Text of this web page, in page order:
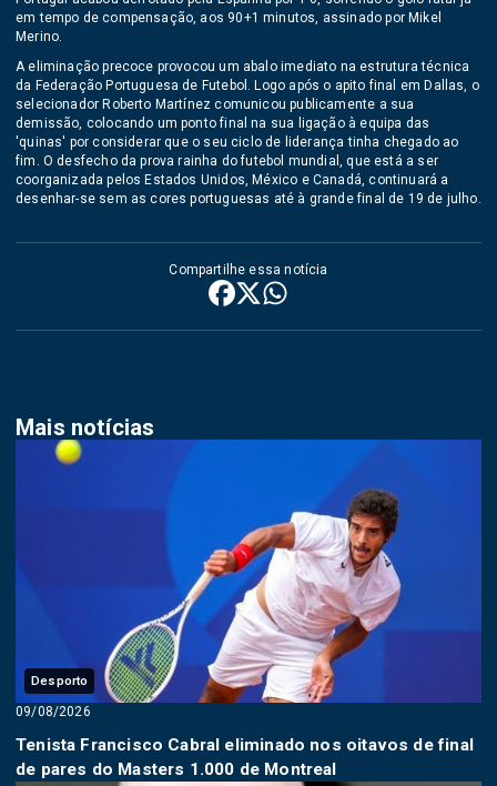
em tempo de compensação, aos 90+1 minutos, assinado por Mikel
Merino.
A eliminação precoce provocou um abalo imediato na estrutura técnica
da Federação Portuguesa de Futebol. Logo após o apito final em Dallas, o
selecionador Roberto Martínez comunicou publicamente a sua
demissão, colocando um ponto final na sua ligação à equipa das
'quinas' por considerar que o seu ciclo de liderança tinha chegado ao
fim. O desfecho da prova rainha do futebol mundial, que está a ser
coorganizada pelos Estados Unidos, México e Canadá, continuará a
desenhar-se sem as cores portuguesas até à grande final de 19 de julho.
Compartilhe essa notícia
Mais notícias
Desporto
09/08/2026
Tenista Francisco Cabral eliminado nos oitavos de final
de pares do Masters 1.000 de Montreal